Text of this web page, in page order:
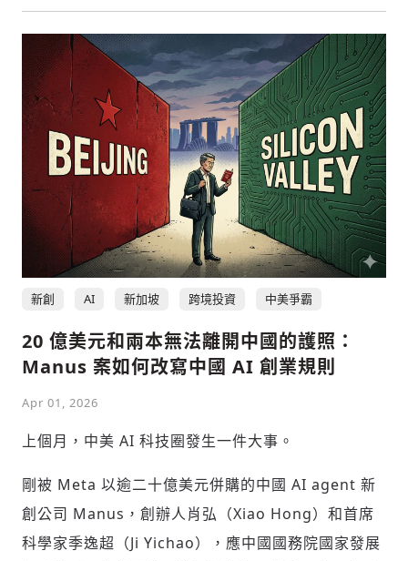
新創 AI 新加坡 跨境投資 中美爭霸
20 億美元和兩本無法離開中國的護照：
Manus 案如何改寫中國 AI 創業規則
Apr 01, 2026
上個月，中美 AI 科技圈發生一件大事。
剛被 Meta 以逾二十億美元併購的中國 AI agent 新
創公司 Manus，創辦人肖弘（Xiao Hong）和首席
科學家季逸超（Ji Yichao），應中國國務院國家發展